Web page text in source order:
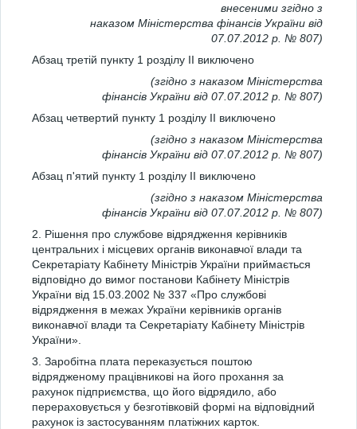
внесеними згідно з
наказом Міністерства фінансів України від
07.07.2012 р. № 807)
Абзац третій пункту 1 розділу ІІ виключено
(згідно з наказом Міністерства
фінансів України від 07.07.2012 р. № 807)
Абзац четвертий пункту 1 розділу ІІ виключено
(згідно з наказом Міністерства
фінансів України від 07.07.2012 р. № 807)
Абзац п'ятий пункту 1 розділу ІІ виключено
(згідно з наказом Міністерства
фінансів України від 07.07.2012 р. № 807)
2. Рішення про службове відрядження керівників
центральних і місцевих органів виконавчої влади та
Секретаріату Кабінету Міністрів України приймається
відповідно до вимог постанови Кабінету Міністрів
України від 15.03.2002 № 337 «Про службові
відрядження в межах України керівників органів
виконавчої влади та Секретаріату Кабінету Міністрів
України».
3. Заробітна плата переказується поштою
відрядженому працівникові на його прохання за
рахунок підприємства, що його відрядило, або
перераховується у безготівковій формі на відповідний
рахунок із застосуванням платіжних карток.